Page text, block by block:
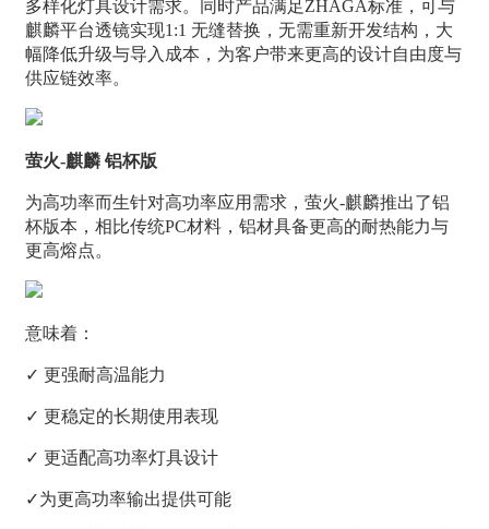
多样化灯具设计需求。同时产品满足ZHAGA标准，可与
麒麟平台透镜实现1:1 无缝替换，无需重新开发结构，大
幅降低升级与导入成本，为客户带来更高的设计自由度与
供应链效率。
萤火-麒麟 铝杯版
为高功率而生针对高功率应用需求，萤火-麒麟推出了铝
杯版本，相比传统PC材料，铝材具备更高的耐热能力与
更高熔点。
意味着：
✓ 更强耐高温能力
✓ 更稳定的长期使用表现
✓ 更适配高功率灯具设计
✓为更高功率输出提供可能